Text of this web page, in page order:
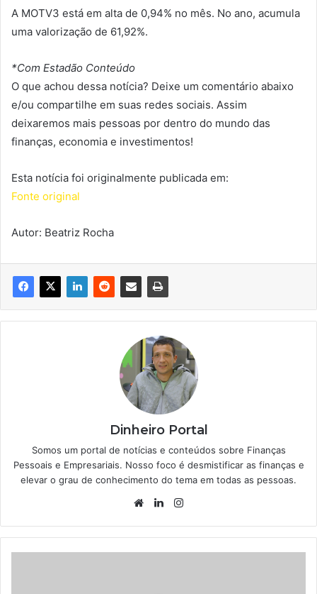
A MOTV3 está em alta de 0,94% no mês. No ano, acumula
uma valorização de 61,92%.
*Com Estadão Conteúdo
O que achou dessa notícia? Deixe um comentário abaixo
e/ou compartilhe em suas redes sociais. Assim
deixaremos mais pessoas por dentro do mundo das
finanças, economia e investimentos!
Esta notícia foi originalmente publicada em:
Fonte original
Autor: Beatriz Rocha
Dinheiro Portal
Somos um portal de notícias e conteúdos sobre Finanças
Pessoais e Empresariais. Nosso foco é desmistificar as finanças e
elevar o grau de conhecimento do tema em todas as pessoas.
WebsiteLinkedin